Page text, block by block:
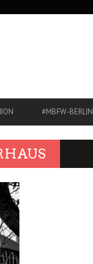
#MBFW-BERLIN